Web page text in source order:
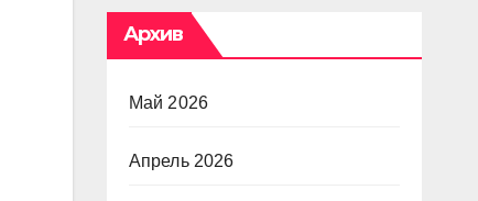
Архив
Май 2026
Апрель 2026